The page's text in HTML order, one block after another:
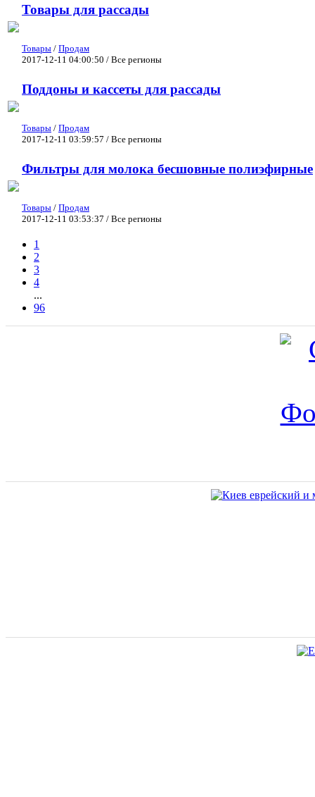
Товары для рассады
Товары / Продам
2017-12-11 04:00:50 / Все регионы
Поддоны и кассеты для рассады
Товары / Продам
2017-12-11 03:59:57 / Все регионы
Фильтры для молока бесшовные полиэфирные
Товары / Продам
2017-12-11 03:53:37 / Все регионы
1
2
3
4
...
96